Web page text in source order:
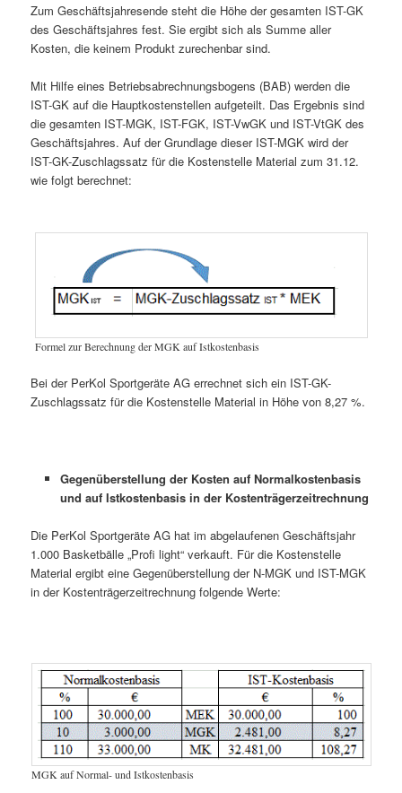
Zum Geschäftsjahresende steht die Höhe der gesamten IST-GK
des Geschäftsjahres fest. Sie ergibt sich als Summe aller
Kosten, die keinem Produkt zurechenbar sind.
Mit Hilfe eines Betriebsabrechnungsbogens (BAB) werden die
IST-GK auf die Hauptkostenstellen aufgeteilt. Das Ergebnis sind
die gesamten IST-MGK, IST-FGK, IST-VwGK und IST-VtGK des
Geschäftsjahres. Auf der Grundlage dieser IST-MGK wird der
IST-GK-Zuschlagssatz für die Kostenstelle Material zum 31.12.
wie folgt berechnet:
Formel zur Berechnung der MGK auf Istkostenbasis
Bei der PerKol Sportgeräte AG errechnet sich ein IST-GK-
Zuschlagssatz für die Kostenstelle Material in Höhe von 8,27 %.
Gegenüberstellung der Kosten auf Normalkostenbasis
und auf Istkostenbasis in der Kostenträgerzeitrechnung
Die PerKol Sportgeräte AG hat im abgelaufenen Geschäftsjahr
1.000 Basketbälle „Profi light“ verkauft. Für die Kostenstelle
Material ergibt eine Gegenüberstellung der N-MGK und IST-MGK
in der Kostenträgerzeitrechnung folgende Werte:
MGK auf Normal- und Istkostenbasis